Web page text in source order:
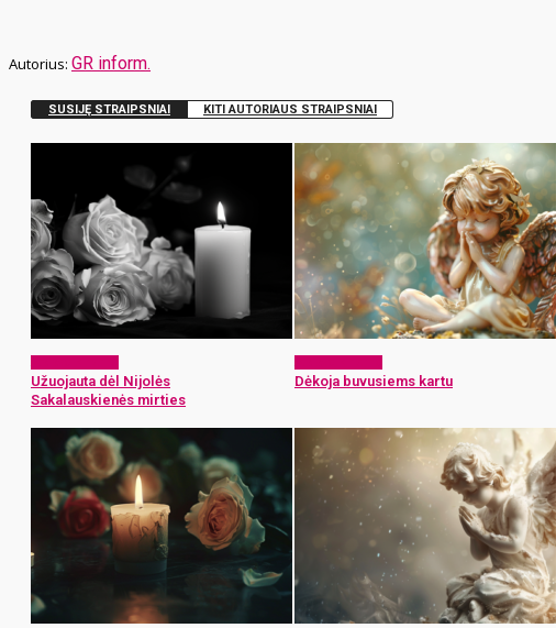
GR inform.
SUSIJĘ STRAIPSNIAI KITI AUTORIAUS STRAIPSNIAI
Užuojauta dėl Nijolės
Sakalauskienės mirties
Dėkoja buvusiems kartu